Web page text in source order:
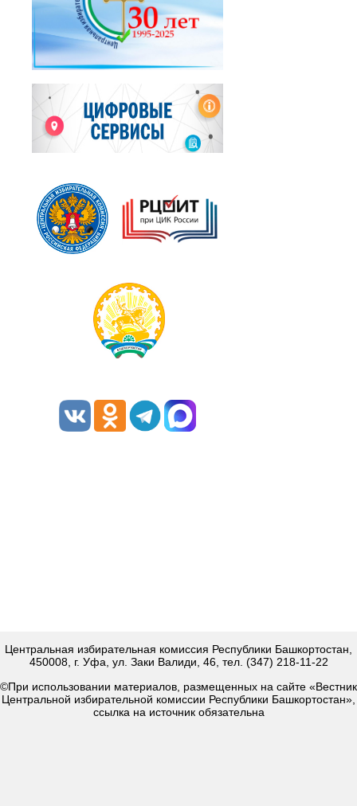
Центральная избирательная комиссия Республики Башкортостан,
450008, г. Уфа, ул. Заки Валиди, 46, тел. (347) 218-11-22
©При использовании материалов, размещенных на сайте «Вестник
Центральной избирательной комиссии Республики Башкортостан»,
ссылка на источник обязательна